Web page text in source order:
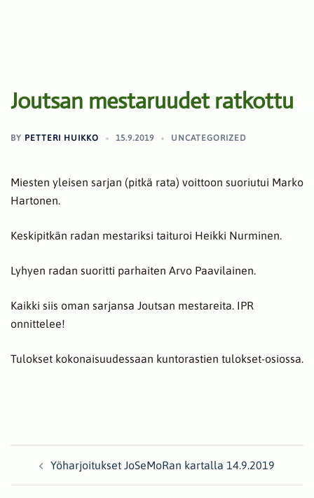
Joutsan mestaruudet ratkottu
BY PETTERI HUIKKO 15.9.2019 UNCATEGORIZED
Miesten yleisen sarjan (pitkä rata) voittoon suoriutui Marko
Hartonen.
Keskipitkän radan mestariksi taituroi Heikki Nurminen.
Lyhyen radan suoritti parhaiten Arvo Paavilainen.
Kaikki siis oman sarjansa Joutsan mestareita. IPR
onnittelee!
Tulokset kokonaisuudessaan kuntorastien tulokset-osiossa.
navigation
Yöharjoitukset JoSeMoRan kartalla 14.9.2019